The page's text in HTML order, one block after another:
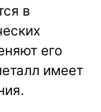
в
его
имеет